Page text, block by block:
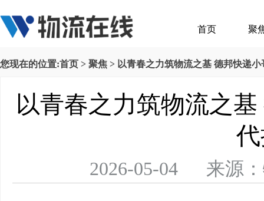
首页 聚
您现在的位置:首页 > 聚焦 > 以青春之力筑物流之基 德邦快递
以青春之力筑物流之
2026-05-04 来源